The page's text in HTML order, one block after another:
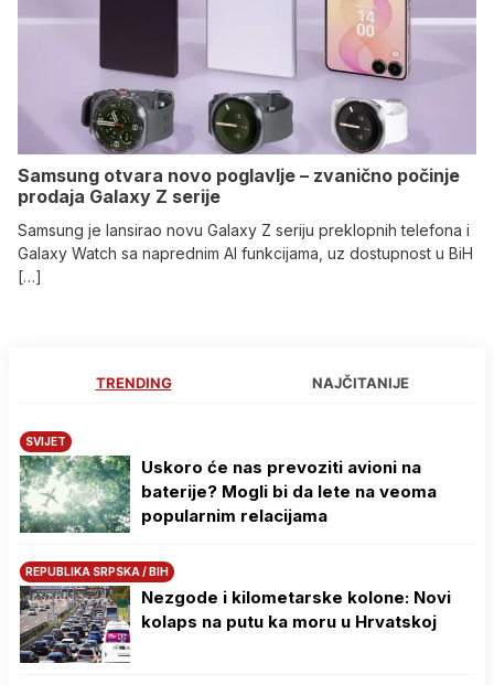
Samsung otvara novo poglavlje – zvanično počinje
prodaja Galaxy Z serije
Samsung je lansirao novu Galaxy Z seriju preklopnih telefona i
Galaxy Watch sa naprednim AI funkcijama, uz dostupnost u BiH
[…]
TRENDING NAJČITANIJE
SVIJET
Uskoro će nas prevoziti avioni na
baterije? Mogli bi da lete na veoma
popularnim relacijama
REPUBLIKA SRPSKA / BIH
Nezgode i kilometarske kolone: Novi
kolaps na putu ka moru u Hrvatskoj